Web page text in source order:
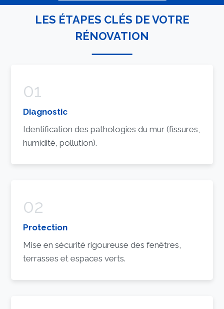
LES ÉTAPES CLÉS DE VOTRE
RÉNOVATION
01
Diagnostic
Identification des pathologies du mur (fissures,
humidité, pollution).
02
Protection
Mise en sécurité rigoureuse des fenêtres,
terrasses et espaces verts.